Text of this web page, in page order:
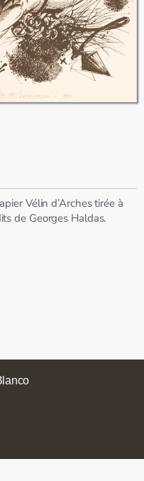
Vélin d’Arches tirée à
de Georges Haldas.